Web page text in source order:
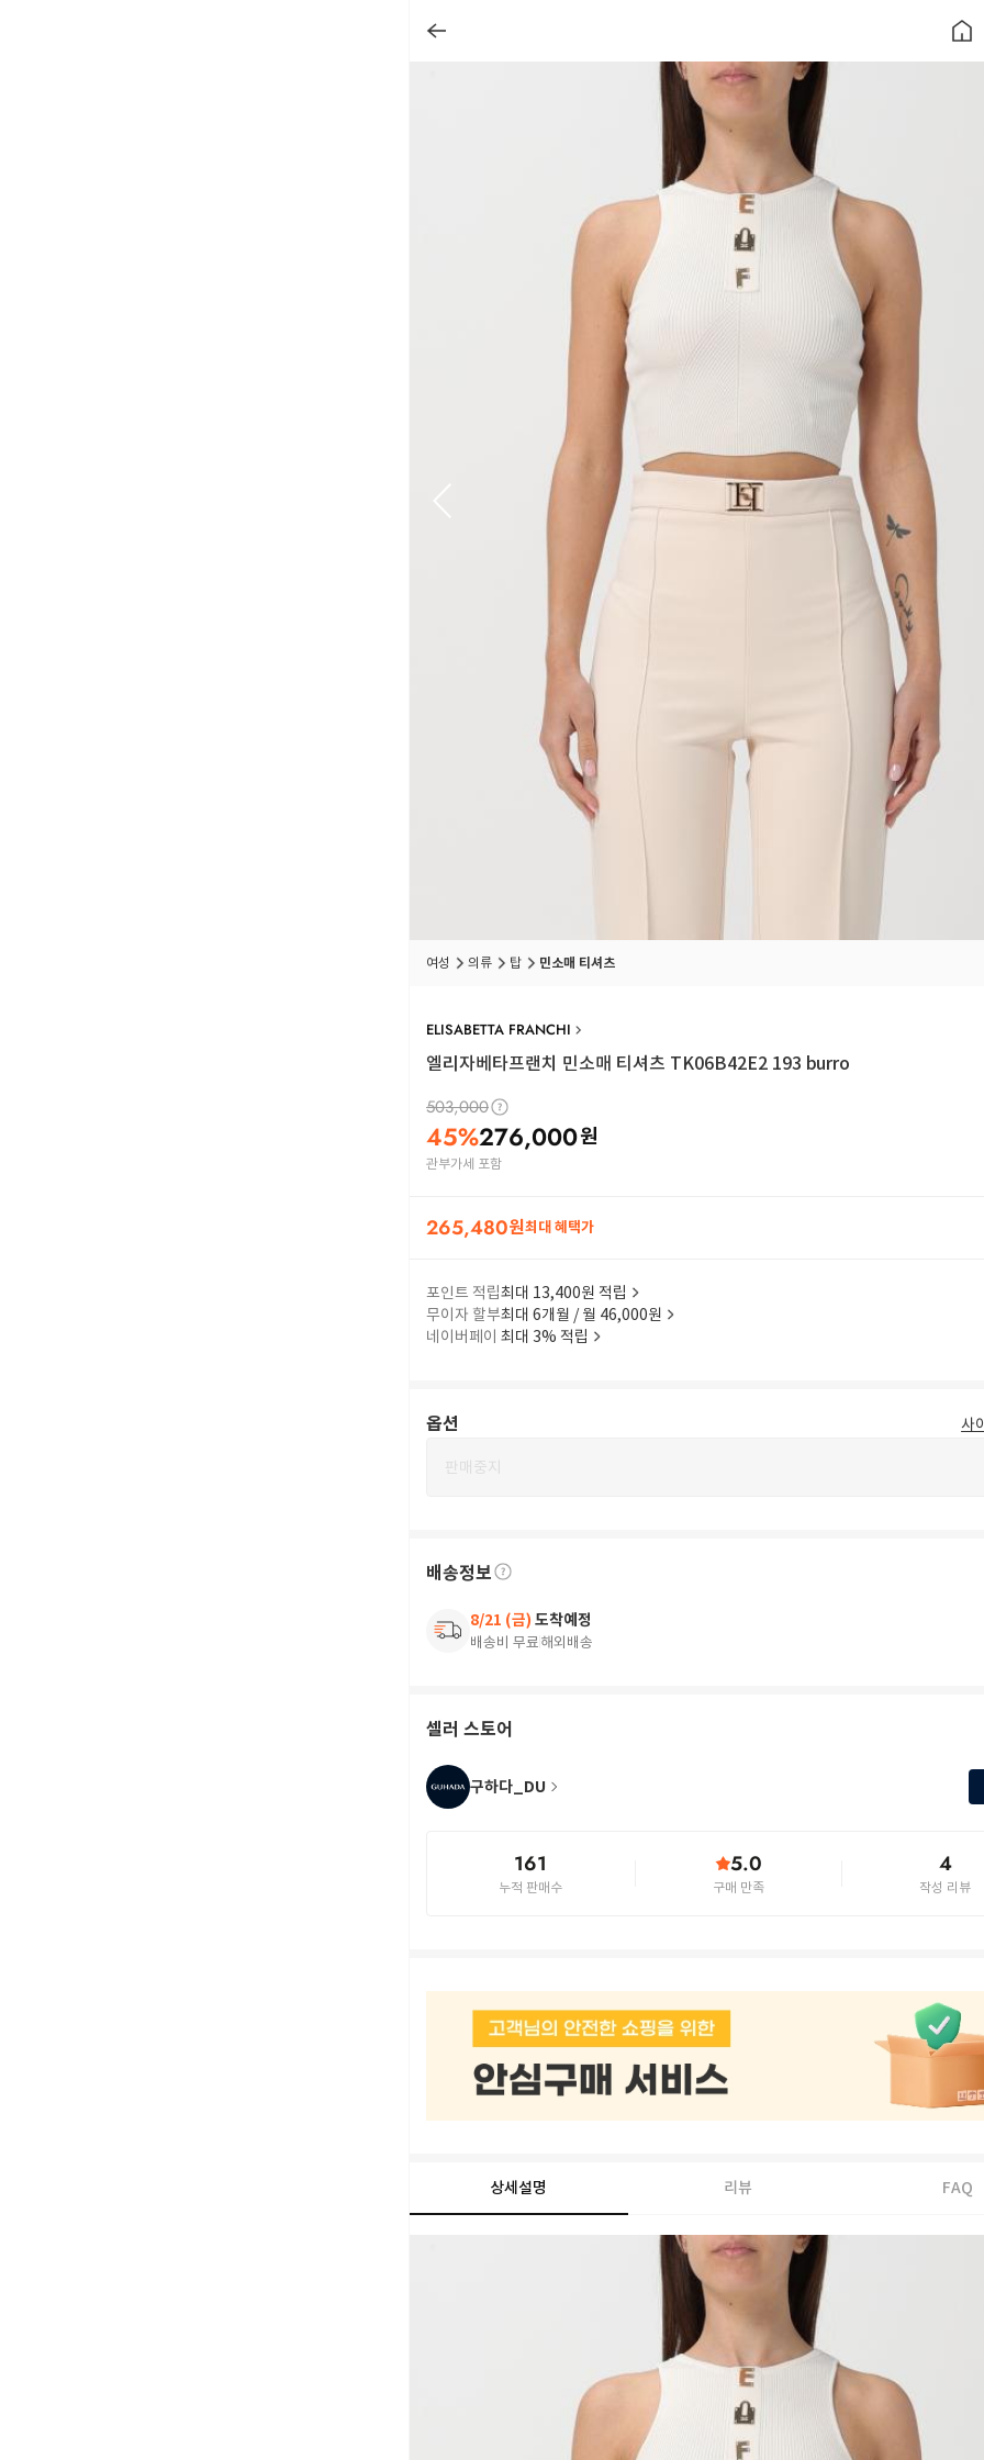
여성 의류 탑 민소매 티셔츠
ELISABETTA FRANCHI
엘리자베타프랜치 민소매 티셔츠 TK06B42E2 193 burro
503,000
45%276,000원
관부가세 포함
265,480원최대 혜택가
포인트 적립최대 13,400원 적립
무이자 할부최대 6개월 / 월 46,000원
네이버페이 최대 3% 적립
옵션 사
판매중지
배송정보
8/21 (금) 도착예정
배송비 무료해외배송
셀러 스토어
구하다_DU
161
누적 판매수
5.0
구매 만족
4
작성 리뷰
상세설명 리뷰 FAQ